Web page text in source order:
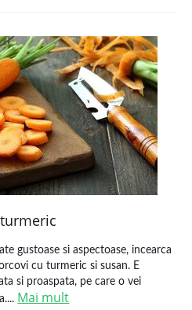
gustoase si aspectoase, incearca
cu turmeric si susan. E
si proaspata, pe care o vei
Mai mult